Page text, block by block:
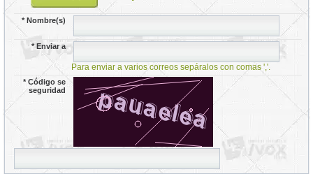
*Nombre(s)
*Enviar a
Para enviar a varios correos sepáralos con comas ','.
*Código se
seguridad